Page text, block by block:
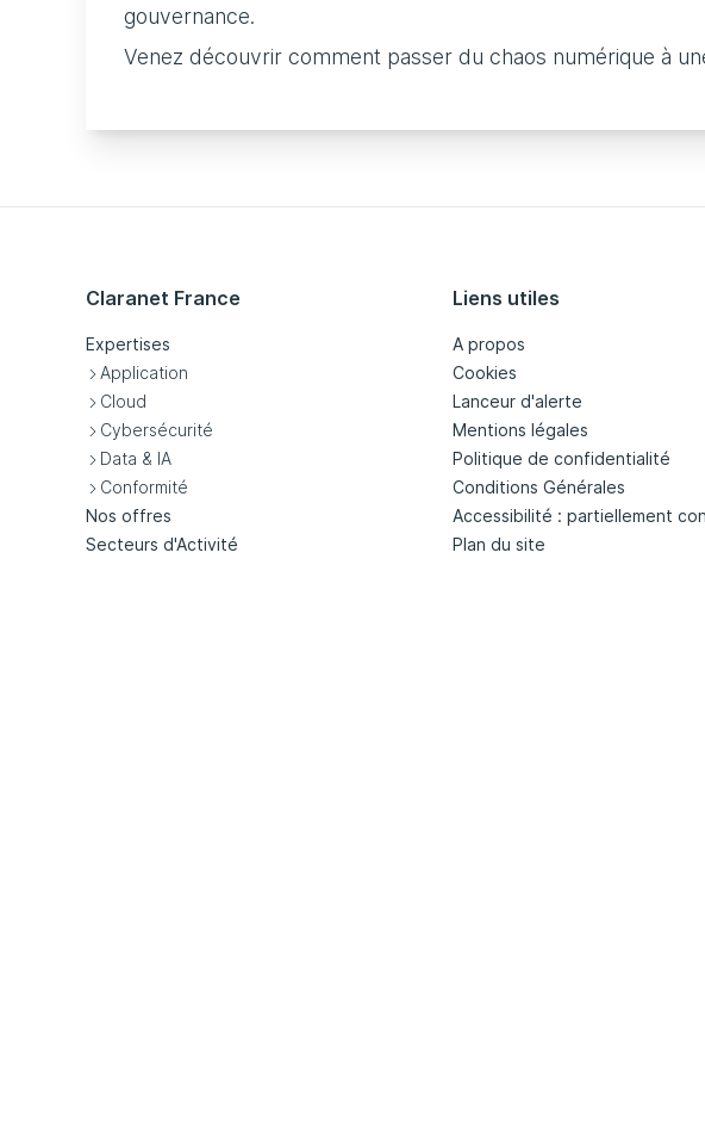
gouvernance.
Venez découvrir comment passer du chaos numérique à
Claranet France
Expertises
Application
Cloud
Cybersécurité
Data & IA
Conformité
Nos offres
Secteurs d'Activité
Liens utiles
A propos
Cookies
Lanceur d'alerte
Mentions légales
Politique de confidentialité
Conditions Générales
Accessibilité : partiellement
Plan du site